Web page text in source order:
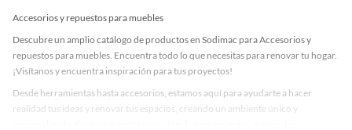
Accesorios y repuestos para muebles
Descubre un amplio catálogo de productos en Sodimac para Accesorios y
repuestos para muebles. Encuentra todo lo que necesitas para renovar tu hogar.
¡Visítanos y encuentra inspiración para tus proyectos!
Desde herramientas hasta accesorios, estamos aquí para ayudarte a hacer
realidad tus ideas y renovar tus espacios, creando un ambiente único y